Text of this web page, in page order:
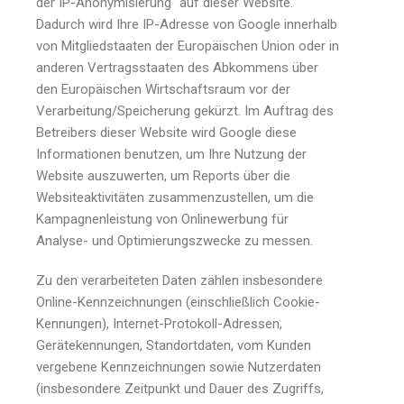
Dadurch wird Ihre IP-Adresse von Google innerhalb
von Mitgliedstaaten der Europäischen Union oder in
anderen Vertragsstaaten des Abkommens über
den Europäischen Wirtschaftsraum vor der
Verarbeitung/Speicherung gekürzt. Im Auftrag des
Betreibers dieser Website wird Google diese
Informationen benutzen, um Ihre Nutzung der
Website auszuwerten, um Reports über die
Websiteaktivitäten zusammenzustellen, um die
Kampagnenleistung von Onlinewerbung für
Analyse- und Optimierungszwecke zu messen.
Zu den verarbeiteten Daten zählen insbesondere
Online-Kennzeichnungen (einschließlich Cookie-
Kennungen), Internet-Protokoll-Adressen,
Gerätekennungen, Standortdaten, vom Kunden
vergebene Kennzeichnungen sowie Nutzerdaten
(insbesondere Zeitpunkt und Dauer des Zugriffs,